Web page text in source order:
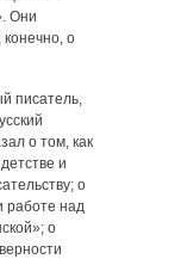
Они
конечно, о
писатель,
о том, как
и
о
работе над
о